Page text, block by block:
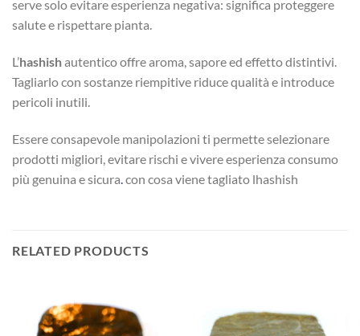
serve solo evitare esperienza negativa: significa proteggere
salute e rispettare pianta.
L’hashishautentico offre aroma, sapore ed effetto distintivi.
Tagliarlo con sostanze riempitive riduce qualità e introduce
pericoli inutili.
Essere consapevole manipolazioni ti permette selezionare
prodotti migliori, evitare rischi e vivere esperienza consumo
più genuina e sicura.con cosa viene tagliato lhashish
RELATED PRODUCTS